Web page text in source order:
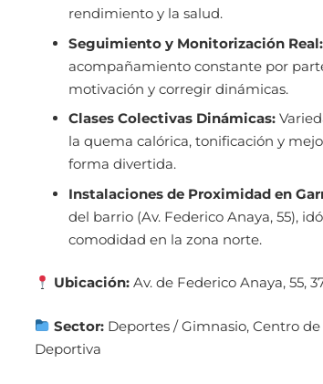
rendimiento y la salud.
Seguimiento y Monitorización Real:
acompañamiento constante por
motivación y corregir dinámicas.
Clases Colectivas Dinámicas:
la quema calórica, tonificación y
forma divertida.
Instalaciones de Proximidad en
del barrio (Av. Federico Anaya, 55),
comodidad en la zona norte.
Ubicación:Av. de Federico Anaya, 55,
Sector:Deportes / Gimnasio, Centro
Deportiva